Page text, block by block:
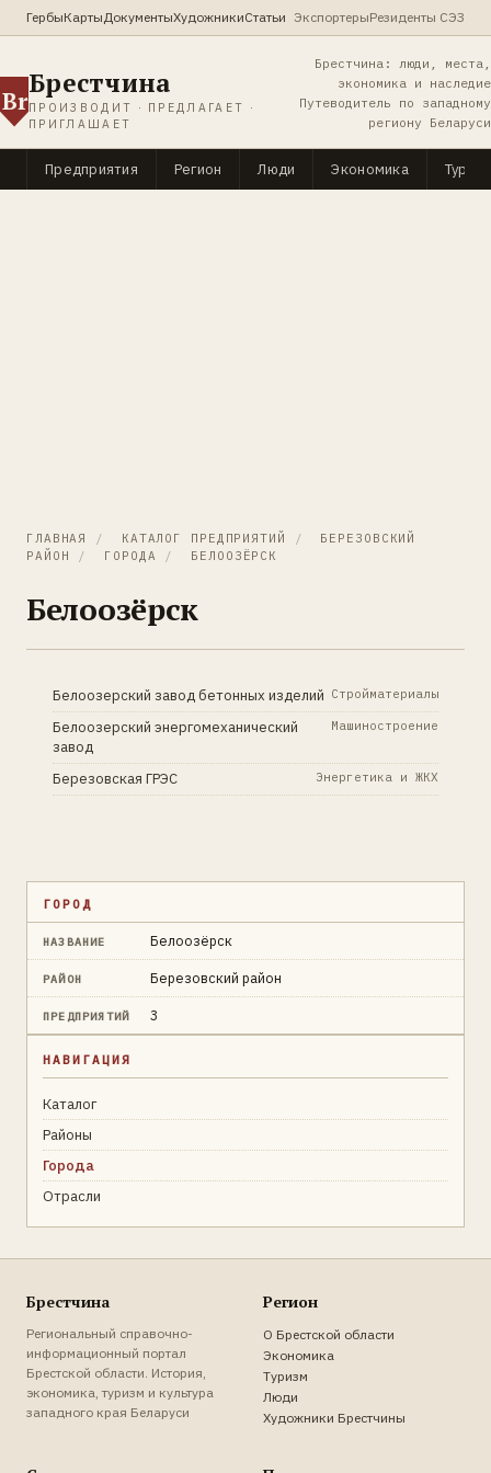
ГербыКартыДокументыХудожникиСтатьи ЭкспортерыРезиденты СЭЗ
Br
Брестчина
ПРОИЗВОДИТ · ПРЕДЛАГАЕТ ·
ПРИГЛАШАЕТ
Брестчина: люди, места,
экономика и наследие
Путеводитель по западному
региону Беларуси
Предприятия Регион Люди Экономика
ГЛАВНАЯ / КАТАЛОГ ПРЕДПРИЯТИЙ /
БЕРЕЗОВСКИЙ
РАЙОН
/ ГОРОДА / БЕЛООЗЁРСК
Белоозёрск
Белоозерский завод бетонных изделий Стройматериалы
Белоозерский энергомеханический
завод
Машиностроение
Березовская ГРЭС Энергетика и ЖКХ
ГОРОД
НАЗВАНИЕ Белоозёрск
РАЙОН Березовский район
ПРЕДПРИЯТИЙ 3
НАВИГАЦИЯ
Каталог
Районы
Города
Отрасли
Брестчина
Региональный справочно-
информационный портал
Брестской области. История,
экономика, туризм и культура
западного края Беларуси
Регион
О Брестской области
Экономика
Туризм
Люди
Художники Брестчины